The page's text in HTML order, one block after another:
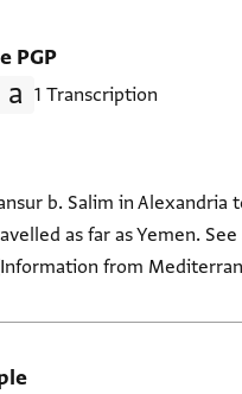
PGP
1 Transcription
b. Salim in Alexandria
as far as Yemen.
from